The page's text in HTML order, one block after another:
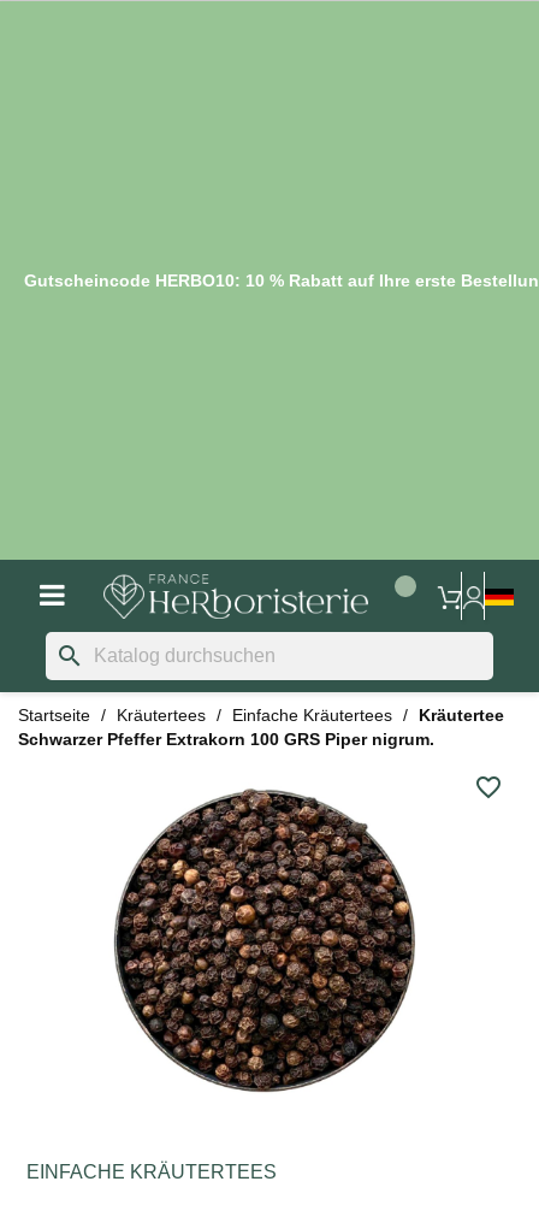
Gutscheincode HERBO10: 10 % Rabatt auf Ihre erste
search
Startseite Kräutertees Einfache Kräutertees
Kräutertee
Schwarzer Pfeffer Extrakorn 100 GRS Piper nigrum.
favorite_border
EINFACHE KRÄUTERTEES